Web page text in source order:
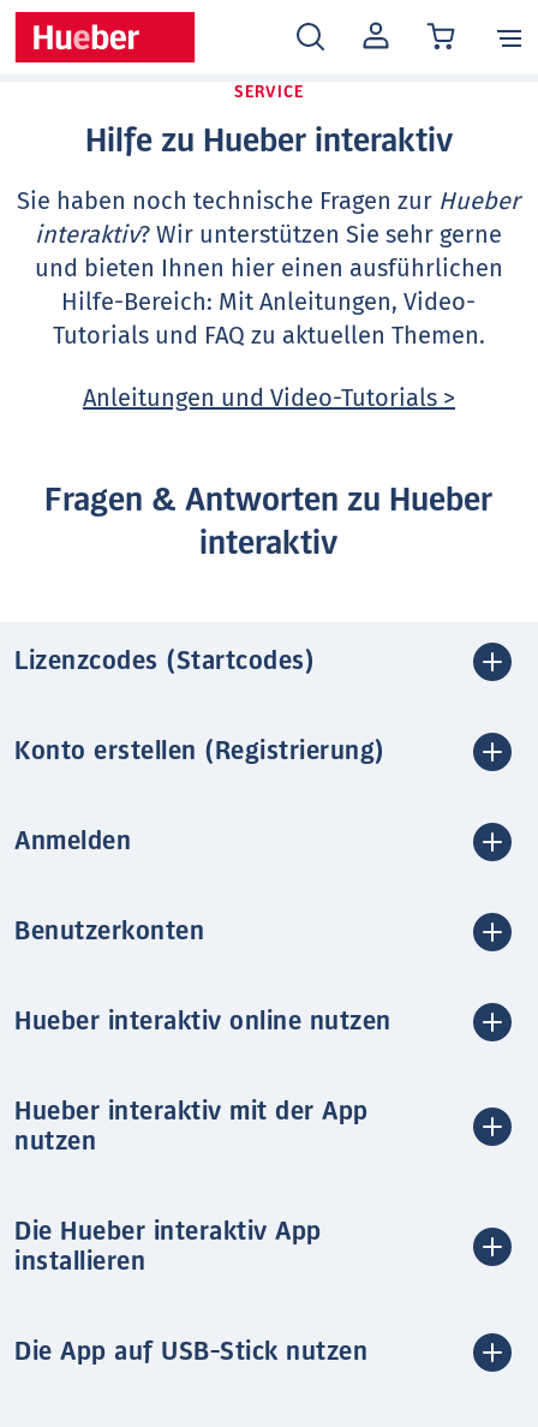
MEIN
KONTO
SERVICE
Hilfe zu Hueber interaktiv
Sie haben noch technische Fragen zur Hueber
interaktiv? Wir unterstützen Sie sehr gerne
und bieten Ihnen hier einen ausführlichen
Hilfe-Bereich: Mit Anleitungen, Video-
Tutorials und FAQ zu aktuellen Themen.
Anleitungen und Video-Tutorials >
Fragen & Antworten zu Hueber
interaktiv
Lizenzcodes (Startcodes)
Konto erstellen (Registrierung)
Anmelden
Benutzerkonten
Hueber interaktiv online nutzen
Hueber interaktiv mit der App
nutzen
Die Hueber interaktiv App
installieren
Die App auf USB-Stick nutzen